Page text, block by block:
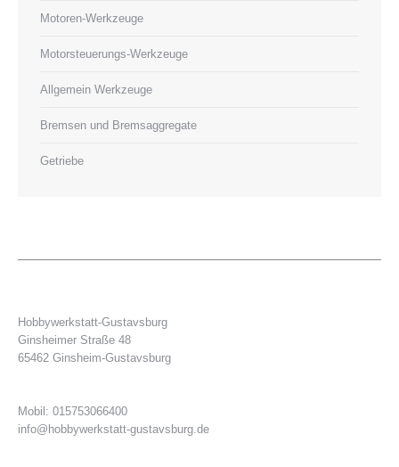
Motoren-Werkzeuge
Motorsteuerungs-Werkzeuge
Allgemein Werkzeuge
Bremsen und Bremsaggregate
Getriebe
Hobbywerkstatt-Gustavsburg
Ginsheimer Straße 48
65462 Ginsheim-Gustavsburg
Mobil: 015753066400
info@hobbywerkstatt-gustavsburg.de